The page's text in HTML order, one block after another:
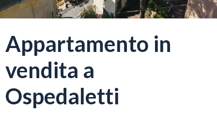
Appartamento in
vendita a
Ospedaletti
servizi
Liguria
Ricerca
Tipologia
-
multiscelta
Qualsiasi